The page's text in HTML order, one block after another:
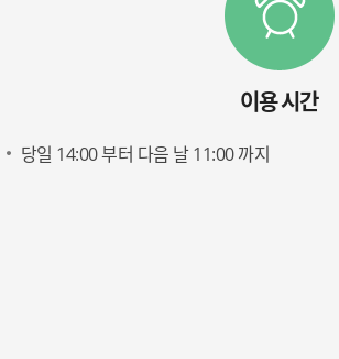
이용 시간
당일 14:00 부터 다음 날 11:00 까지